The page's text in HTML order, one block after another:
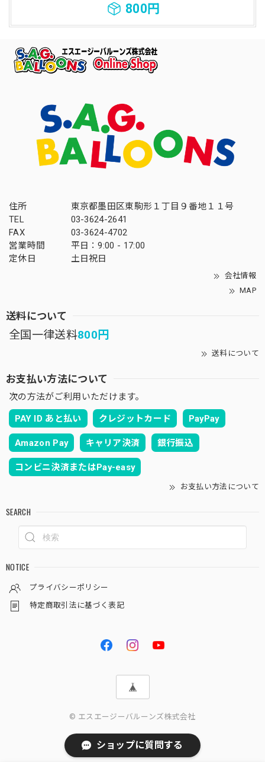
800円
住所
東京都墨田区東駒形１丁目９番地１１号
TEL
03-3624-2641
FAX
03-3624-4702
営業時間
平日：9:00 - 17:00
定休日
土日祝日
会社情報
MAP
送料について
全国一律送料800円
送料について
お支払い方法について
次の方法がご利用いただけます。
PAY ID あと払い クレジットカード PayPay
Amazon Pay キャリア決済 銀行振込
コンビニ決済またはPay-easy
お支払い方法について
SEARCH
NOTICE
プライバシーポリシー
特定商取引法に基づく表記
© エスエージーバルーンズ株式会社
ショップに質問する